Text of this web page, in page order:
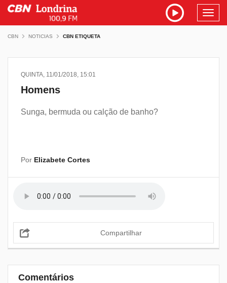
CBN NOTICIAS CBN ETIQUETA
QUINTA, 11/01/2018, 15:01
Homens
Sunga, bermuda ou calção de banho?
Por Elizabete Cortes
Compartilhar
Comentários